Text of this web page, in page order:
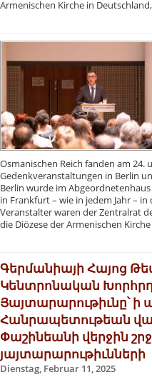
Armenischen Kirche in
Osmanischen Reich fanden am 24.
Gedenkveranstaltungen in Berlin
Berlin wurde im
in Frankfurt – wie in jedem Jahr –
Veranstalter waren der Zentralrat
die Diözese der Armenischen
Գերմանիայի Հայոց
Կենտրոնական
Յայտարարութիւնը՝
Հանրապետութեան
Փաշինեանի վերջին
յայտարարութիւնների
Dienstag, Februar 11, 2025